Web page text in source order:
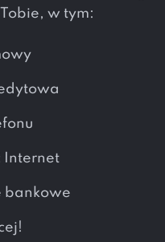
w tym:
Internet
bankowe